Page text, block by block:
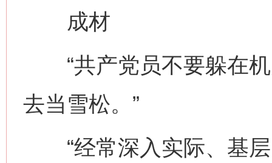
成材
“共产党员不要躲在机
去当雪松。”
“经常深入实际、基层